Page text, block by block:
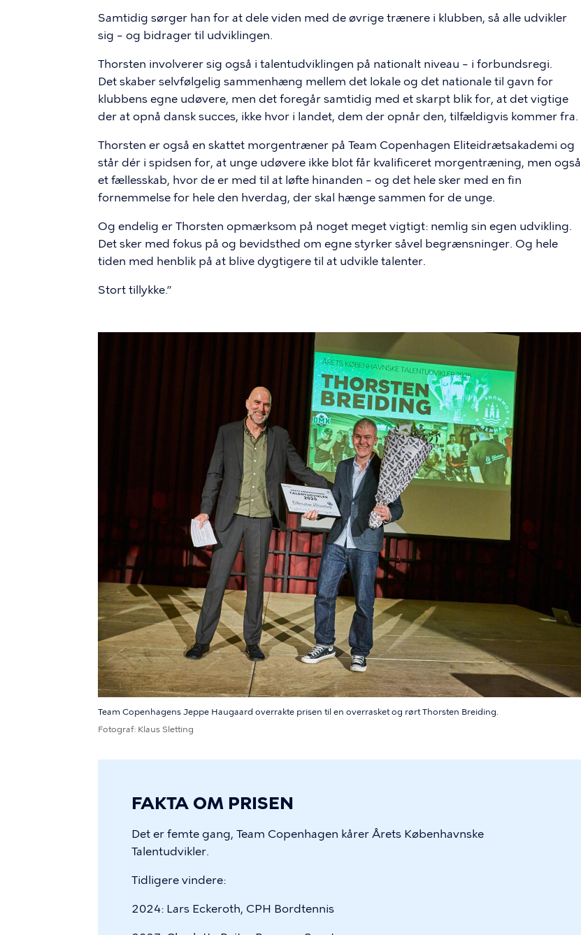
Samtidig sørger han for at dele viden med de øvrige trænere i klubben, så alle udvikler
sig – og bidrager til udviklingen.
Thorsten involverer sig også i talentudviklingen på nationalt niveau – i forbundsregi.
Det skaber selvfølgelig sammenhæng mellem det lokale og det nationale til gavn for
klubbens egne udøvere, men det foregår samtidig med et skarpt blik for, at det vigtige
der at opnå dansk succes, ikke hvor i landet, dem der opnår den, tilfældigvis kommer fra.
Thorsten er også en skattet morgentræner på Team Copenhagen Eliteidrætsakademi og
står dér i spidsen for, at unge udøvere ikke blot får kvalificeret morgentræning, men også
et fællesskab, hvor de er med til at løfte hinanden – og det hele sker med en fin
fornemmelse for hele den hverdag, der skal hænge sammen for de unge.
Og endelig er Thorsten opmærksom på noget meget vigtigt: nemlig sin egen udvikling.
Det sker med fokus på og bevidsthed om egne styrker såvel begrænsninger. Og hele
tiden med henblik på at blive dygtigere til at udvikle talenter.
Stort tillykke.”
Team Copenhagens Jeppe Haugaard overrakte prisen til en overrasket og rørt Thorsten Breiding.
Fotograf Klaus Sletting
FAKTA OM PRISEN
Det er femte gang, Team Copenhagen kårer Årets Københavnske
Talentudvikler.
Tidligere vindere:
2024: Lars Eckeroth, CPH Bordtennis